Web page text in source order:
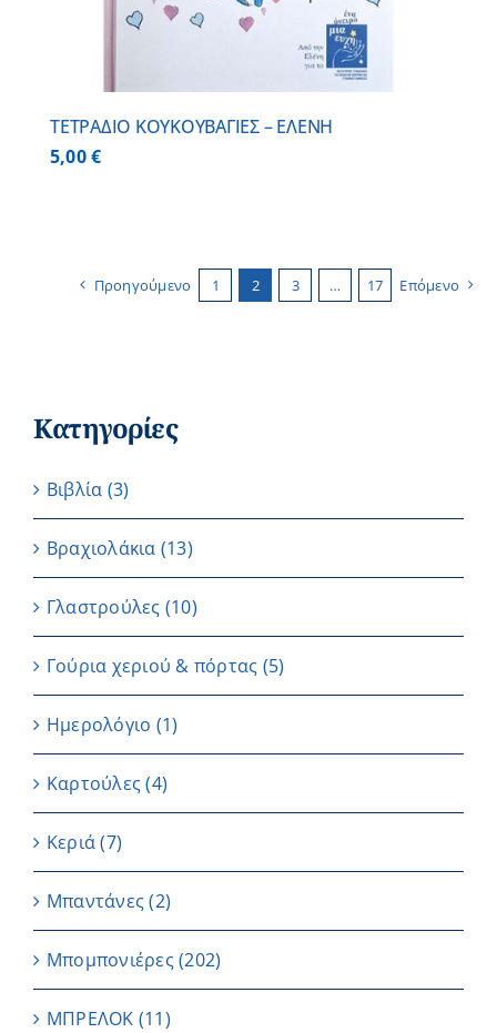
ΤΕΤΡΑΔΙΟ ΚΟΥΚΟΥΒΑΓΙΕΣ – ΕΛΕΝΗ
5,00€
Προηγούμενο 1 2 3 … 17 Επόμενο
Κατηγορίες
Βιβλία (3)
Βραχιολάκια (13)
Γλαστρούλες (10)
Γούρια χεριού & πόρτας (5)
Ημερολόγιο (1)
Καρτούλες (4)
Κεριά (7)
Μπαντάνες (2)
Μπομπονιέρες(202)
ΜΠΡΕΛΟΚ (11)